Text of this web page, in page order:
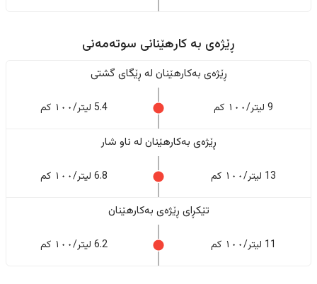
ڕێژەى به کارهێنانی سوتەمەنی
ڕێژەى بەکارهێنان له ڕێگای گشتی
9 لیتر/١٠٠ کم 5.4 لیتر/١٠٠ کم
ڕێژەى بەکارهێنان له ناو شار
13 لیتر/١٠٠ کم 6.8 لیتر/١٠٠ کم
تێکڕای ڕێژەى بەکارهێنان
11 لیتر/١٠٠ کم 6.2 لیتر/١٠٠ کم